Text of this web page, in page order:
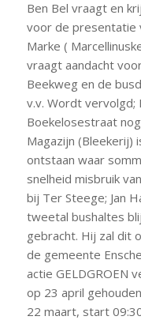
Ben Bel vraagt en
voor de presentatie
Marke (
vraagt aandacht
Beekweg en de
v.v. Wordt vervolgd;
Boekelosestraat
Magazijn (Bleekerij)
ontstaan waar
snelheid misbruik
bij Ter Steege; Jan
tweetal bushaltes
gebracht. Hij zal dit
de gemeente
actie GELDGROEN
op 23 april
22 maart, start